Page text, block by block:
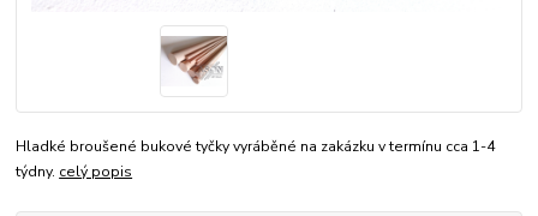
Hladké broušené bukové tyčky vyráběné na zakázku v termínu cca 1-4
týdny. celý popis